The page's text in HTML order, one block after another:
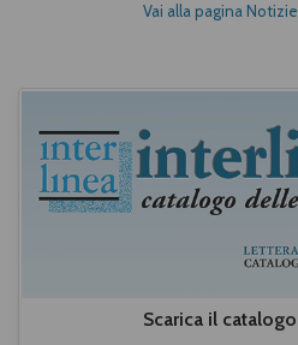
Vai alla pagina Notizie
Scarica il catalogo